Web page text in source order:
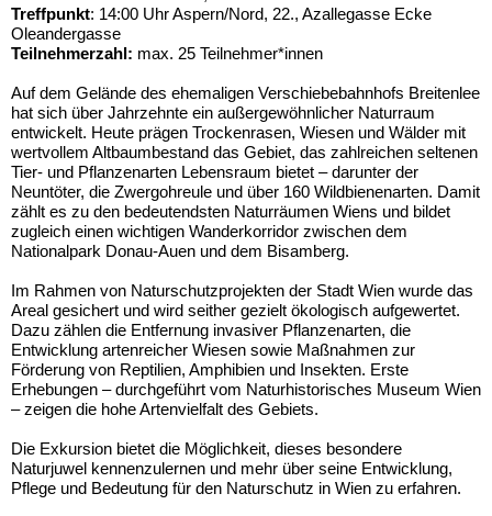
Treffpunkt: 14:00 Uhr Aspern/Nord, 22., Azallegasse Ecke
Oleandergasse
Teilnehmerzahl: max. 25 Teilnehmer*innen
Auf dem Gelände des ehemaligen Verschiebebahnhofs Breitenlee
hat sich über Jahrzehnte ein außergewöhnlicher Naturraum
entwickelt. Heute prägen Trockenrasen, Wiesen und Wälder mit
wertvollem Altbaumbestand das Gebiet, das zahlreichen seltenen
Tier- und Pflanzenarten Lebensraum bietet – darunter der
Neuntöter, die Zwergohreule und über 160 Wildbienenarten. Damit
zählt es zu den bedeutendsten Naturräumen Wiens und bildet
zugleich einen wichtigen Wanderkorridor zwischen dem
Nationalpark Donau-Auen und dem Bisamberg.
Im Rahmen von Naturschutzprojekten der Stadt Wien wurde das
Areal gesichert und wird seither gezielt ökologisch aufgewertet.
Dazu zählen die Entfernung invasiver Pflanzenarten, die
Entwicklung artenreicher Wiesen sowie Maßnahmen zur
Förderung von Reptilien, Amphibien und Insekten. Erste
Erhebungen – durchgeführt vom Naturhistorisches Museum Wien
– zeigen die hohe Artenvielfalt des Gebiets.
Die Exkursion bietet die Möglichkeit, dieses besondere
Naturjuwel kennenzulernen und mehr über seine Entwicklung,
Pflege und Bedeutung für den Naturschutz in Wien zu erfahren.